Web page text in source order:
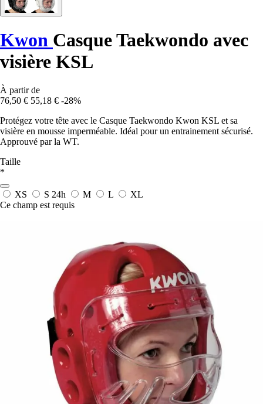
Kwon Casque Taekwondo avec
visière KSL
À partir de
76,50 € 55,18 € -28%
Protégez votre tête avec le Casque Taekwondo Kwon KSL et sa
visière en mousse imperméable. Idéal pour un entrainement sécurisé.
Approuvé par la WT.
Taille
*
XS S 24h M L
XL
Ce champ est requis